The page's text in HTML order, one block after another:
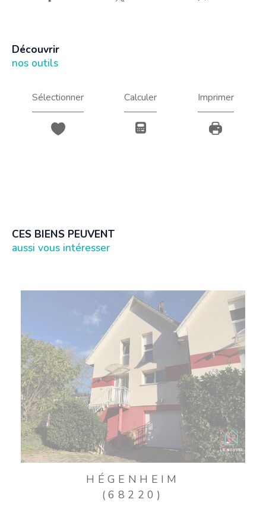
découvrir
nos outils
Sélectionner Calculer Imprimer
CES BIENS PEUVENT
aussi vous intéresser
HÉGENHEIM
(68220)